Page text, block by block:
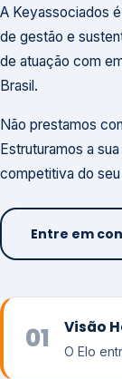
A Keyassociados
de gestão e
de atuação com
Brasil.
Não prestamos
Estruturamos a
competitiva do
Entre em
01 Visão
O Elo